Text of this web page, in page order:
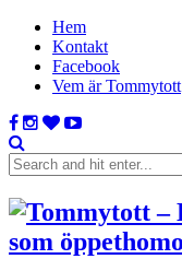
Hem
Kontakt
Facebook
Vem är Tommytott